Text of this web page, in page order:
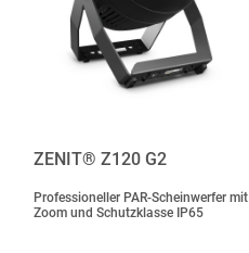
ZENIT® Z120 G2
Professioneller PAR-Scheinwerfer mit
Zoom und Schutzklasse IP65